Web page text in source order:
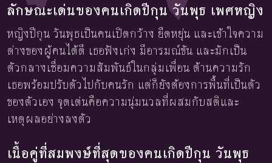
ลักษณะเด่นของคนเกิดปีกุน วันพุธ เพศหญิง
หญิงปีกุน วันพุธเป็นคนเปิดกว้าง ยืดหยุ่น และเข้าใจความ
ต่างของผู้คนได้ดี เธอฟังเก่ง มีอารมณ์ขัน และมักเป็น
ตัวกลางเชื่อมความสัมพันธ์ในกลุ่มเพื่อน ด้านความรัก
เธอพร้อมปรับตัวไปกับคนรัก แต่ก็ยังต้องการพื้นที่เป็นตัว
ของตัวเอง จุดเด่นคือความนุ่มนวลที่ผสมกับสติและ
เหตุผลอย่างลงตัว
เนื้อคู่ที่สมพงษ์ที่สุดของคนเกิดปีกุน วันพุธ